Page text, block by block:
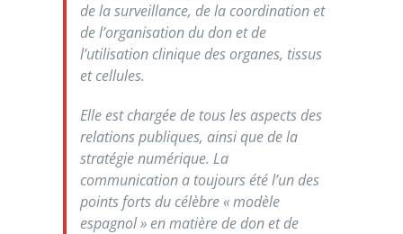
de la surveillance, de la coordination et
de l’organisation du don et de
l’utilisation clinique des organes, tissus
et cellules.
Elle est chargée de tous les aspects des
relations publiques, ainsi que de la
stratégie numérique. La
communication a toujours été l’un des
points forts du célèbre « modèle
espagnol » en matière de don et de